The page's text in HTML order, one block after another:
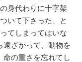
身代わりに十字架
いて下さった、と
てしまってはいな
遠ざかって、動物を
の重さを忘れてし